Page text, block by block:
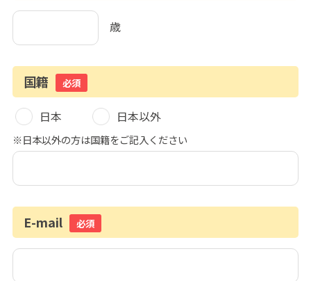
歳
国籍 必須
日本 日本以外
※日本以外の方は国籍をご記入ください
E-mail 必須